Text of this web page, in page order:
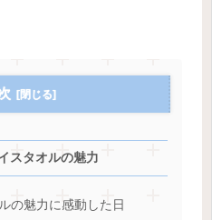
スタオルの魅力
の魅力に感動した日